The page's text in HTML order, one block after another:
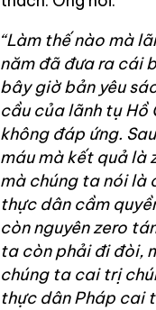
“Làm thế nào mà
năm đã đưa ra cái
bây giờ bản yêu
cầu của lãnh tụ Hồ
không đáp ứng.
máu mà kết quả là
mà chúng ta nói là
thực dân cầm
còn nguyên zero
ta còn phải đi đòi,
chúng ta cai trị
thực dân Pháp cai